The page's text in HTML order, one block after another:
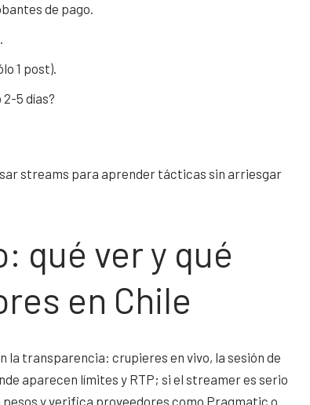
de pago.
1 post).
5 días?
streams para aprender tácticas sin arriesgar
qué ver y qué
en Chile
la transparencia: crupieres en vivo, la sesión de
aparecen límites y RTP; si el streamer es serio
y verifica proveedores como Pragmatic o